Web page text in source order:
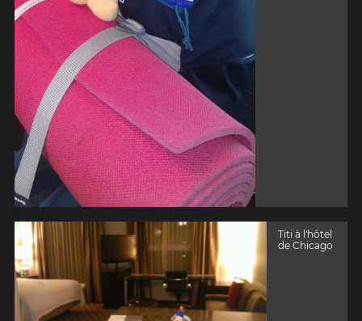
Titi à l'hôtel
de Chicago